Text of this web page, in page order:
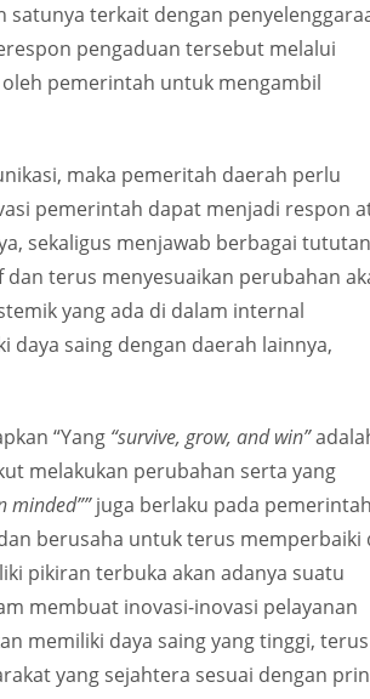
terkait dengan
pengaduan tersebut melalui
pemerintah untuk mengambil
maka pemeritah daerah perlu
pemerintah dapat menjadi respon
sekaligus menjawab berbagai tututan
terus menyesuaikan perubahan
yang ada di dalam internal
saing dengan daerah lainnya,
“Yang “survive, grow, and win”
melakukan perubahan serta yang
minded””juga berlaku pada pemerintah
berusaha untuk terus memperbaiki
pikiran terbuka akan adanya suatu
membuat inovasi-inovasi pelayanan
memiliki daya saing yang tinggi, terus
yang sejahtera sesuai dengan